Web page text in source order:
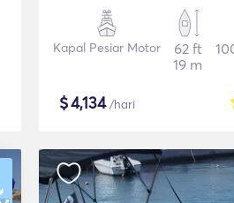
Kapal Pesiar Motor
62 ft
19 m
$4,134/hari